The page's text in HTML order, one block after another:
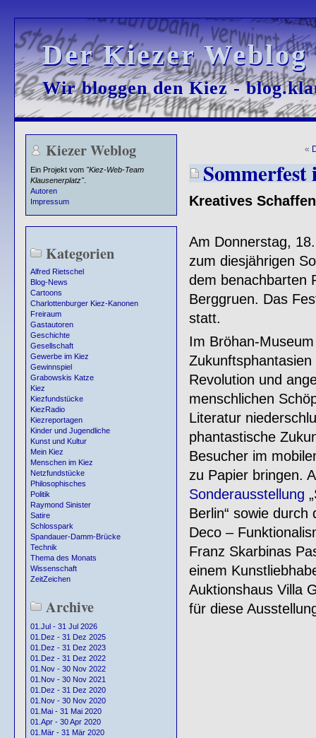
Der Kiezer
Der Kiezer
Wir bloggen den Kiez -
Wir bloggen den Kiez -
Kiezer Weblog
Ein Projekt vom "Kiez-Web-Team
Klausenerplatz".
Autoren
Impressum
Kategorien
Alfred Rietschel
Blog-News
Cartoons
Charlottenburger Kiez-Kanonen
Freiraum
Gastautoren
Geschichte
Gesellschaft
Gewerbe im Kiez
Gewinnspiel
Grabowskis Katze
Kiez
Kiezfundstücke
KiezRadio
Kiezreportagen
Kinder und Jugendliche
Kunst und Kultur
Mein Kiez
Menschen im Kiez
Netzfundstücke
Philosophisches
Politik
Raymond Sinister
Satire
Schlosspark
Spandauer-Damm-Brücke
Technik
Thema des Monats
Wissenschaft
ZeitZeichen
Archive
01.Jul - 31 Jul 2026
01.Dez - 31 Dez 2025
01.Dez - 31 Dez 2023
01.Dez - 31 Dez 2022
01.Nov - 30 Nov 2022
01.Nov - 30 Nov 2021
01.Dez - 31 Dez 2020
01.Nov - 30 Nov 2020
01.Mai - 31 Mai 2020
01.Apr - 30 Apr 2020
01.Mär - 31 Mär 2020
«
Kreatives
Am Donnerstag,
zum diesjährigen
dem benachbarten
Berggruen. Das
statt.
Im Bröhan-
Revolution und
menschlichen
Literatur
phantastische
Besucher im
zu Papier bringen.
Sonderausstellung
Berlin“ sowie durch
Deco –
Franz Skarbinas
einem
Auktionshaus Villa
für diese